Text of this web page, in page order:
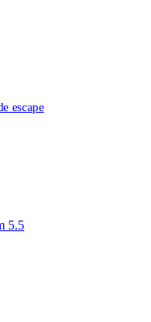
escape
5.5